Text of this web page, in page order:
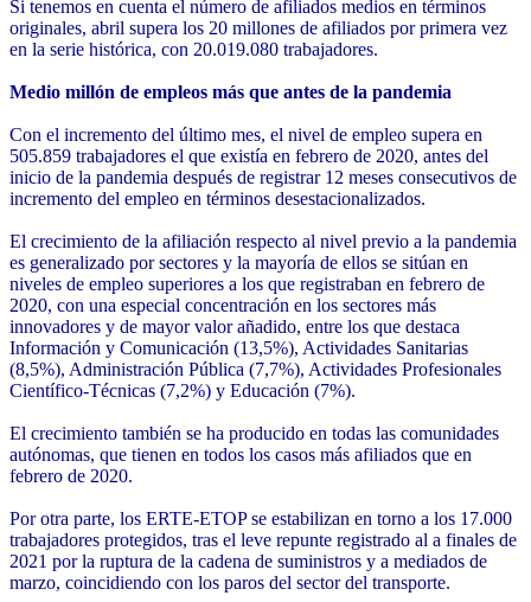
Si tenemos en cuenta el número de afiliados medios en términos
originales, abril supera los 20 millones de afiliados por primera vez
en la serie histórica, con 20.019.080 trabajadores.
Medio millón de empleos más que antes de la pandemia
Con el incremento del último mes, el nivel de empleo supera en
505.859 trabajadores el que existía en febrero de 2020, antes del
inicio de la pandemia después de registrar 12 meses consecutivos de
incremento del empleo en términos desestacionalizados.
El crecimiento de la afiliación respecto al nivel previo a la pandemia
es generalizado por sectores y la mayoría de ellos se sitúan en
niveles de empleo superiores a los que registraban en febrero de
2020, con una especial concentración en los sectores más
innovadores y de mayor valor añadido, entre los que destaca
Información y Comunicación (13,5%), Actividades Sanitarias
(8,5%), Administración Pública (7,7%), Actividades Profesionales
Científico-Técnicas (7,2%) y Educación (7%).
El crecimiento también se ha producido en todas las comunidades
autónomas, que tienen en todos los casos más afiliados que en
febrero de 2020.
Por otra parte, los ERTE-ETOP se estabilizan en torno a los 17.000
trabajadores protegidos, tras el leve repunte registrado al a finales de
2021 por la ruptura de la cadena de suministros y a mediados de
marzo, coincidiendo con los paros del sector del transporte.